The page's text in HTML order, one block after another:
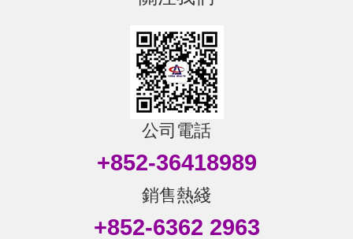
公司電話
+852-36418989
銷售熱綫
+852-6362 2963